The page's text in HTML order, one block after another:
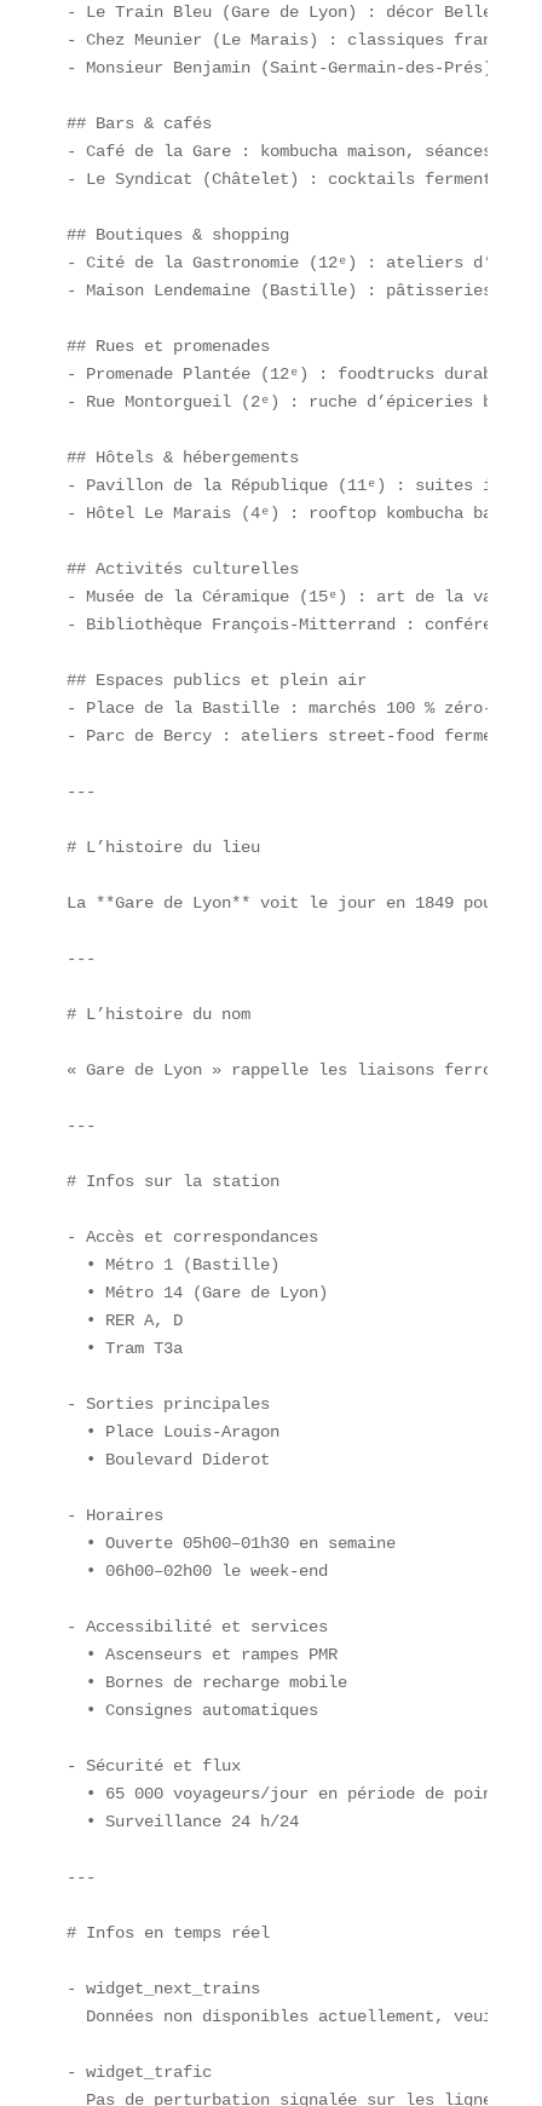
- Le Train Bleu (Gare de Lyon) : décor Belle
- Chez Meunier (Le Marais) : classiques
- Monsieur Benjamin (Saint-Germain-des-Prés)
## Bars & cafés
- Café de la Gare : kombucha maison, séances
- Le Syndicat (Châtelet) : cocktails fermentés
## Boutiques & shopping
- Cité de la Gastronomie (12ᵉ) : ateliers
- Maison Lendemaine (Bastille) : pâtisseries
## Rues et promenades
- Promenade Plantée (12ᵉ) : foodtrucks durables
- Rue Montorgueil (2ᵉ) : ruche d’épiceries bio
## Hôtels & hébergements
- Pavillon de la République (11ᵉ) : suites
- Hôtel Le Marais (4ᵉ) : rooftop kombucha bar
## Activités culturelles
- Musée de la Céramique (15ᵉ) : art de la
- Bibliothèque François-Mitterrand :
## Espaces publics et plein air
- Place de la Bastille : marchés 100 % zéro-
- Parc de Bercy : ateliers street-food
---
# L’histoire du lieu
La **Gare de Lyon** voit le jour en 1849 pour
---
# L’histoire du nom
« Gare de Lyon » rappelle les liaisons
---
# Infos sur la station
- Accès et correspondances
  • Métro 1 (Bastille)
  • Métro 14 (Gare de Lyon)
  • RER A, D
  • Tram T3a
- Sorties principales
  • Place Louis-Aragon
  • Boulevard Diderot
- Horaires
  • Ouverte 05h00–01h30 en semaine
  • 06h00–02h00 le week-end
- Accessibilité et services
  • Ascenseurs et rampes PMR
  • Bornes de recharge mobile
  • Consignes automatiques
- Sécurité et flux
  • 65 000 voyageurs/jour en période de pointe
  • Surveillance 24 h/24
---
# Infos en temps réel
- widget_next_trains
Données non disponibles actuellement, veuillez
- widget_trafic
Pas de perturbation signalée sur les lignes